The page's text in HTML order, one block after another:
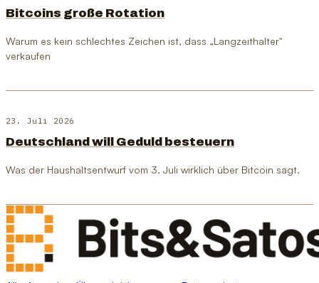
Bitcoins große Rotation
Warum es kein schlechtes Zeichen ist, dass „Langzeithalter"
verkaufen
23. Juli 2026
Deutschland will Geduld besteuern
Was der Haushaltsentwurf vom 3. Juli wirklich über Bitcoin sagt.